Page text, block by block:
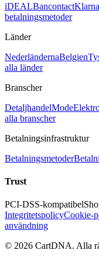
iDEALBancontactKlarna
betalningsmetoder
Länder
NederländernaBelgien
alla länder
Branscher
DetaljhandelMode
alla branscher
Betalningsinfrastruktur
Betalningsmetoder
Trust
PCI-DSS-kompatibel
IntegritetspolicyCookie-
användning
© 2026 CartDNA. Alla